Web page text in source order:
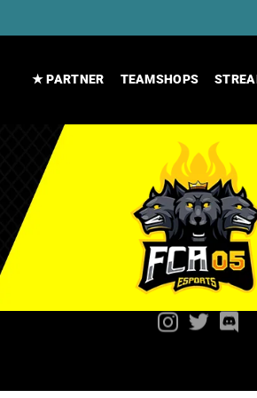
★ PARTNER TEAMSHOPS